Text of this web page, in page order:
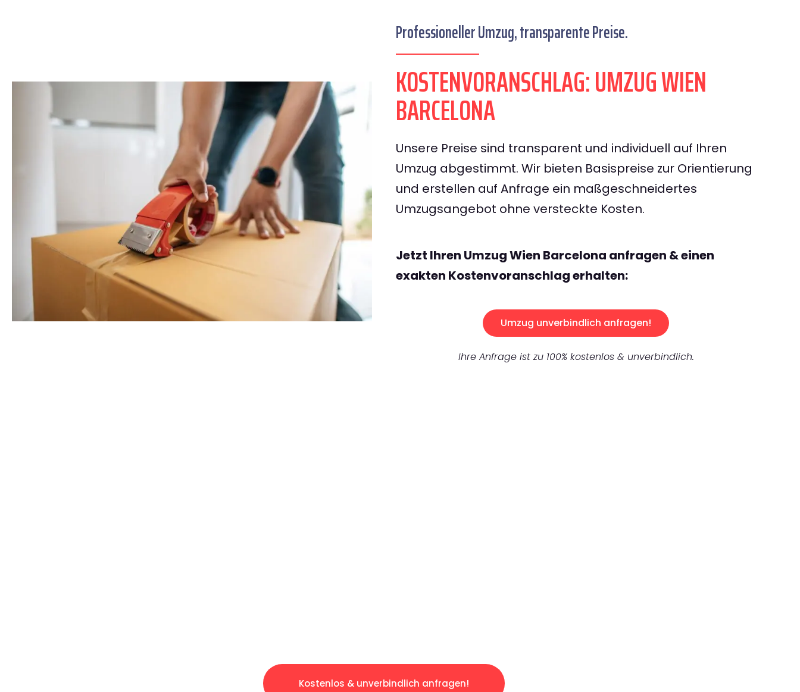
Professioneller Umzug, transparente Preise.
KOSTENVORANSCHLAG: UMZUG WIEN
BARCELONA
Unsere Preise sind transparent und individuell auf Ihren
Umzug abgestimmt. Wir bieten Basispreise zur Orientierung
und erstellen auf Anfrage ein maßgeschneidertes
Umzugsangebot ohne versteckte Kosten.
Jetzt Ihren Umzug Wien Barcelona anfragen & einen
exakten Kostenvoranschlag erhalten:
Umzug unverbindlich anfragen!
Ihre Anfrage ist zu 100% kostenlos & unverbindlich.
Kostenlos & unverbindlich anfragen!